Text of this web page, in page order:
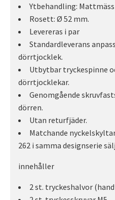
Ytbehandling:
Rosett: Ø 52 mm.
Levereras i par
Standardleverans
dörrtjocklek.
Utbytbar tryckespinne
dörrtjocklekar.
Genomgående
dörren.
Utan returfjäder.
Matchande
262 i samma designserie
innehåller
2 st. tryckeshalvor